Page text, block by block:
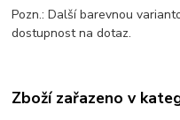
Pozn.: Další barevnou
dostupnost na dotaz.
Zboží zařazeno v